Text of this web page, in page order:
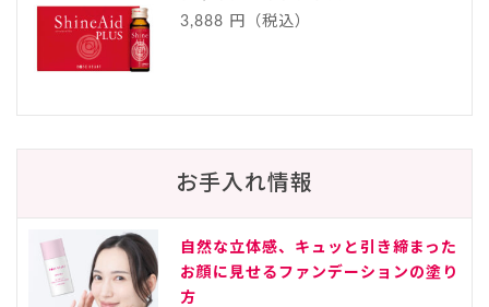
3,888 円（税込）
お手入れ情報
自然な立体感、キュッと引き締まった
お顔に見せるファンデーションの塗り
方